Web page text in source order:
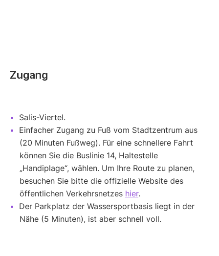
Zugang
Salis-Viertel.
Einfacher Zugang zu Fuß vom Stadtzentrum aus
(20 Minuten Fußweg). Für eine schnellere Fahrt
können Sie die Buslinie 14, Haltestelle
„Handiplage“, wählen. Um Ihre Route zu planen,
besuchen Sie bitte die offizielle Website des
öffentlichen Verkehrsnetzes hier.
Der Parkplatz der Wassersportbasis liegt in der
Nähe (5 Minuten), ist aber schnell voll.